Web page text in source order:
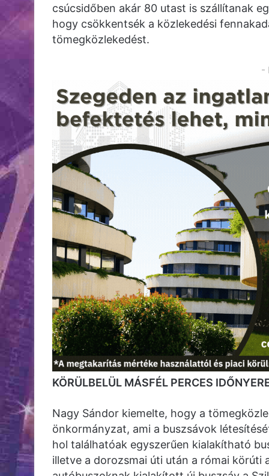
csúcsidőben akár 80 utast is szállítanak
hogy csökkentsék a közlekedési
tömegközlekedést.
-
KÖRÜLBELÜL MÁSFÉL PERCES
Nagy Sándor kiemelte, hogy a
önkormányzat, ami a buszsávok
hol találhatóak egyszerűen kialakítható
illetve a dorozsmai úti után a római körúti